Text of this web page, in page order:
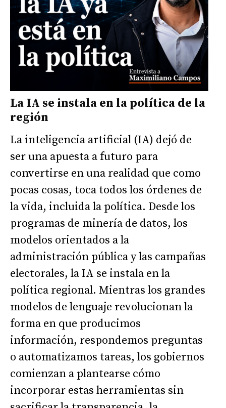
La IA se instala en la política de la
región
La inteligencia artificial (IA) dejó de
ser una apuesta a futuro para
convertirse en una realidad que como
pocas cosas, toca todos los órdenes de
la vida, incluida la política. Desde los
programas de minería de datos, los
modelos orientados a la
administración pública y las campañas
electorales, la IA se instala en la
política regional. Mientras los grandes
modelos de lenguaje revolucionan la
forma en que producimos
información, respondemos preguntas
o automatizamos tareas, los gobiernos
comienzan a plantearse cómo
incorporar estas herramientas sin